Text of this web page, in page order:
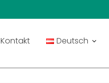
Kontakt Deutsch